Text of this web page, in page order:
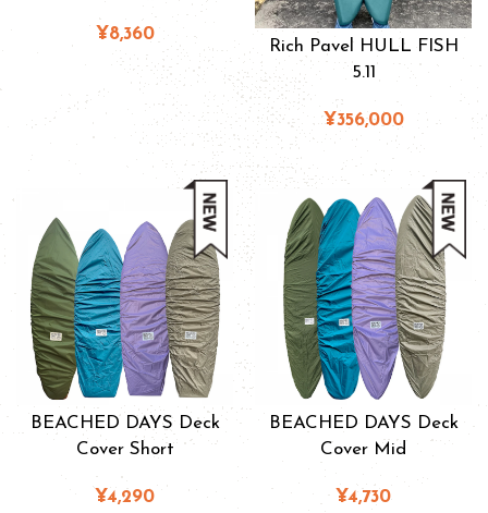
¥8,360
Rich Pavel HULL FISH
5.11
¥356,000
BEACHED DAYS Deck
Cover Short
¥4,290
BEACHED DAYS Deck
Cover Mid
¥4,730